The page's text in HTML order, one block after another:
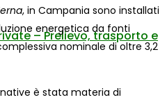
– Prelievo, trasporto e
, in Campania sono installati
energetica da fonti
nominale di oltre 3,2
è stata materia di